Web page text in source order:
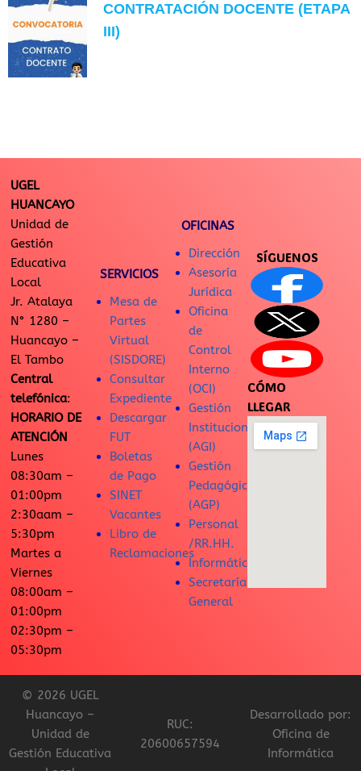
CONTRATACIÓN DOCENTE (ETAPA
III)
UGEL
HUANCAYO
Unidad de
Gestión
Educativa
Local
Jr. Atalaya
N° 1280 –
Huancayo –
El Tambo
Central
telefónica:
HORARIO DE
ATENCIÓN
Lunes
08:30am –
01:00pm
2:30aam –
5:30pm
Martes a
Viernes
08:00am –
01:00pm
02:30pm –
05:30pm
SERVICIOS
Mesa de
Partes
Virtual
(SISDORE)
Consultar
Expediente
Descargar
FUT
Boletas
de Pago
SINET
Vacantes
Libro de
Reclamaciones
OFICINAS
Dirección
Asesoría
Jurídica
Oficina
de
Control
Interno
(OCI)
Gestión
Institucional
(AGI)
Gestión
Pedagógica
(AGP)
Personal
/RR.HH.
Informática
Secretaría
General
SÍGUENOS
CÓMO
LLEGAR
© 2026 UGEL
Huancayo –
Unidad de
Gestión Educativa
RUC:
20600657594
Desarrollado por:
Oficina de
Informática